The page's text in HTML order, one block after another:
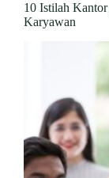
10 Istilah
Karyawan